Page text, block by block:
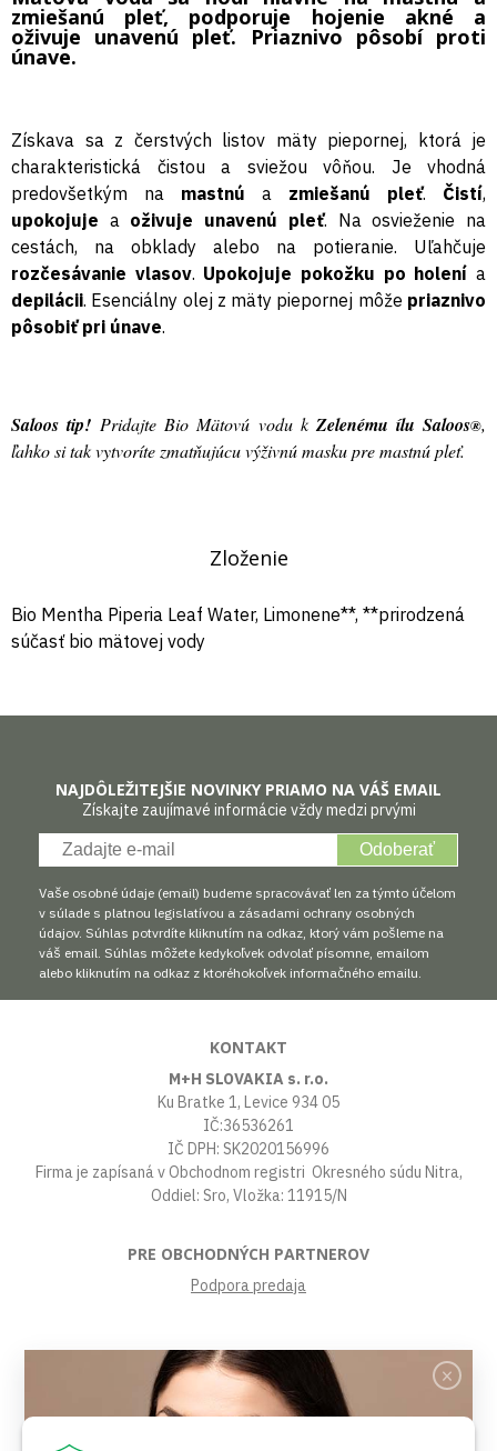
zmiešanú pleť, podporuje hojenie akné a
oživuje unavenú pleť. Priaznivo pôsobí proti
únave.
Získava sa z čerstvých listov mäty piepornej, ktorá je
charakteristická čistou a sviežou vôňou. Je vhodná
predovšetkým na mastnú a zmiešanú pleť. Čistí,
upokojuje a oživuje unavenú pleť. Na osvieženie na
cestách, na obklady alebo na potieranie. Uľahčuje
rozčesávanie vlasov. Upokojuje pokožku po holení a
depilácii. Esenciálny olej z mäty piepornej môže priaznivo
pôsobiť pri únave.
Saloos tip! Pridajte Bio Mätovú vodu k Zelenému ílu Saloos®,
ľahko si tak vytvoríte zmatňujúcu výživnú masku pre mastnú pleť.
Zloženie
Bio Mentha Piperia Leaf Water, Limonene**, **prirodzená
súčasť bio mätovej vody
NAJDÔLEŽITEJŠIE NOVINKY PRIAMO NA VÁŠ EMAIL
Získajte zaujímavé informácie vždy medzi prvými
Odoberať
Vaše osobné údaje (email) budeme spracovávať len za týmto účelom
v súlade s platnou legislatívou a zásadami ochrany osobných
údajov. Súhlas potvrdíte kliknutím na odkaz, ktorý vám pošleme na
váš email. Súhlas môžete kedykoľvek odvolať písomne, emailom
alebo kliknutím na odkaz z ktoréhokoľvek informačného emailu.
KONTAKT
M+H SLOVAKIA s. r.o.
Ku Bratke 1, Levice 934 05
IČ:36536261
IČ DPH: SK2020156996
Firma je zapísaná v Obchodnom registri Okresného súdu Nitra,
Oddiel: Sro, Vložka: 11915/N
PRE OBCHODNÝCH PARTNEROV
Podpora predaja
VŠETKO O NÁKUPE
Obchodné podmienky
Platby a poštovné